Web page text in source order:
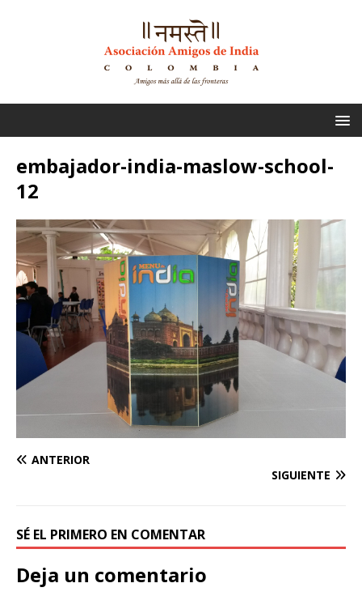
embajador-india-maslow-school-
12
ANTERIOR
SIGUIENTE
SÉ EL PRIMERO EN COMENTAR
Deja un comentario